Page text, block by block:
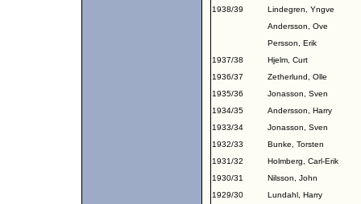
1938/39
Lindegren, Yngve
Andersson, Ove
Persson, Erik
1937/38
Hjelm, Curt
1936/37
Zetherlund, Olle
1935/36
Jonasson, Sven
1934/35
Andersson, Harry
1933/34
Jonasson, Sven
1932/33
Bunke, Torsten
1931/32
Holmberg, Carl-Erik
1930/31
Nilsson, John
1929/30
Lundahl, Harry